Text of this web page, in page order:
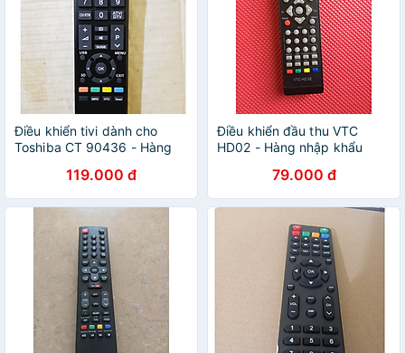
Điều khiển tivi dành cho
Toshiba CT 90436 - Hàng
119.000 đ
Điều khiển đầu thu VTC
HD02 - Hàng nhập khẩu
79.000 đ